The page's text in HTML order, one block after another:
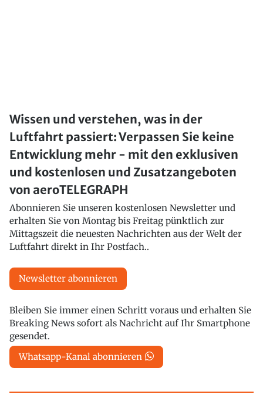
Wissen und verstehen, was in der
Luftfahrt passiert: Verpassen Sie keine
Entwicklung mehr - mit den exklusiven
und kostenlosen und Zusatzangeboten
von aeroTELEGRAPH
Abonnieren Sie unseren kostenlosen Newsletter und
erhalten Sie von Montag bis Freitag pünktlich zur
Mittagszeit die neuesten Nachrichten aus der Welt der
Luftfahrt direkt in Ihr Postfach..
Newsletter abonnieren
Bleiben Sie immer einen Schritt voraus und erhalten Sie
Breaking News sofort als Nachricht auf Ihr Smartphone
gesendet.
Whatsapp-Kanal abonnieren